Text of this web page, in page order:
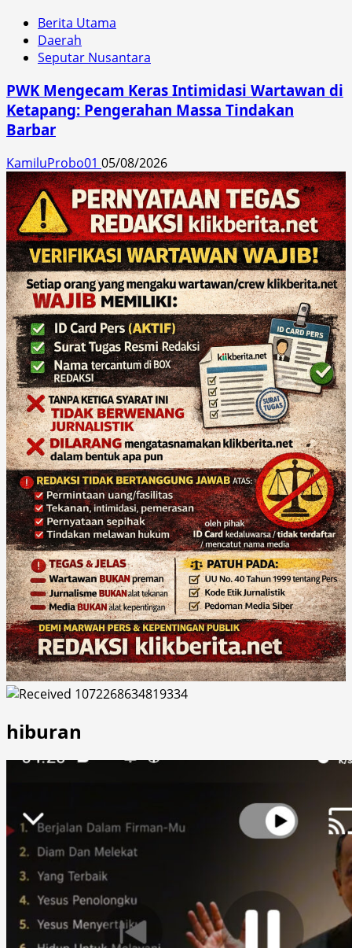
Berita Utama
Daerah
Seputar Nusantara
PWK Mengecam Keras Intimidasi Wartawan di
Ketapang: Pengerahan Massa Tindakan
Barbar
KamiluProbo01 05/08/2026
hiburan